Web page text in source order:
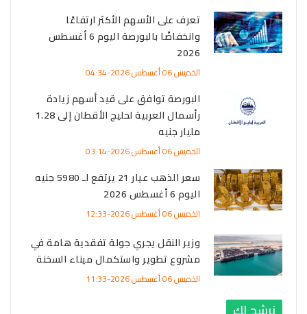
تعرف على الأسهم الأكثر ارتفاعًا
وانخفاضًا بالبورصة اليوم 6 أغسطس
2026
الخميس 06 أغسطس 2026-04:34
البورصة توافق على قيد أسهم زيادة
رأسمال العربية لحليج الأقطان إلى 1.28
مليار جنيه
الخميس 06 أغسطس 2026-03:14
سعر الذهب عيار 21 يرتفع لـ 5980 جنيه
اليوم 6 أغسطس 2026
الخميس 06 أغسطس 2026-12:33
وزير النقل يجري جولة تفقدية هامة في
مشروع تطوير واستكمال ميناء السخنة
الخميس 06 أغسطس 2026-11:33